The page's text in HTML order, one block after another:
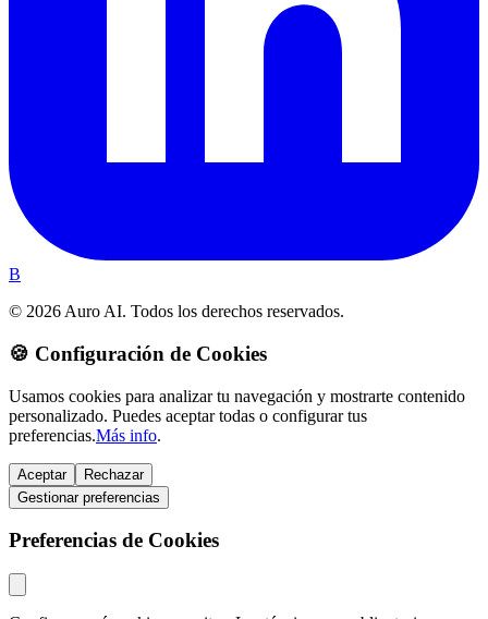
B
© 2026 Auro AI. Todos los derechos reservados.
🍪 Configuración de Cookies
Usamos cookies para analizar tu navegación y mostrarte contenido
personalizado. Puedes aceptar todas o configurar tus
preferencias.Más info.
Aceptar
Rechazar
Gestionar preferencias
Preferencias de Cookies